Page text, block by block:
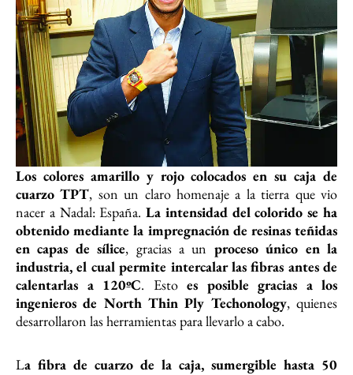
Los colores amarillo y rojo colocados en su caja de
cuarzo TPT, son un claro homenaje a la tierra que vio
nacer a Nadal: España.La intensidad del colorido se ha
obtenido mediante la impregnación de resinas teñidas
en capas de sílice, gracias a un proceso único en la
industria, el cual permite intercalar las fibras antes de
calentarlas a 120ºC. Esto es posible gracias a los
ingenieros de North Thin Ply Techonology, quienes
desarrollaron las herramientas para llevarlo a cabo.
La fibra de cuarzo de la caja, sumergible hasta 50